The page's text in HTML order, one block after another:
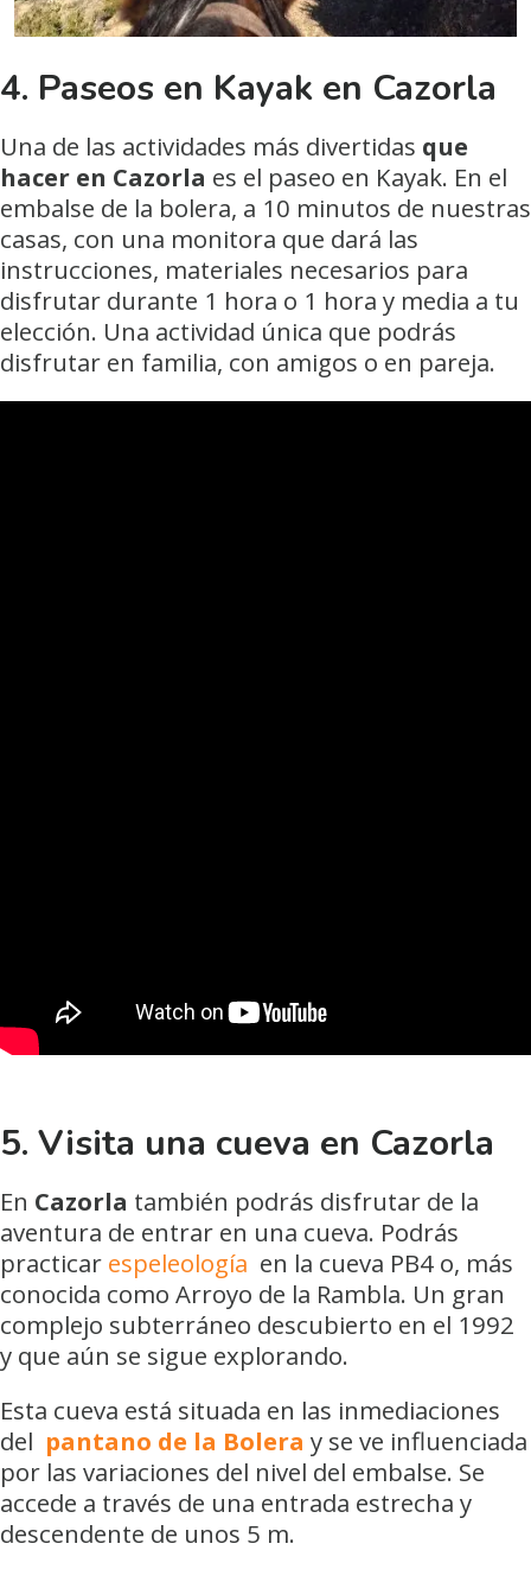
4. Paseos en Kayak en Cazorla
Una de las actividades más divertidas que
hacer en Cazorla es el paseo en Kayak. En el
embalse de la bolera, a 10 minutos de nuestras
casas, con una monitora que dará las
instrucciones, materiales necesarios para
disfrutar durante 1 hora o 1 hora y media a tu
elección. Una actividad única que podrás
disfrutar en familia, con amigos o en pareja.
5. Visita una cueva en Cazorla
En Cazorla también podrás disfrutar de la
aventura de entrar en una cueva. Podrás
practicar espeleología en la cueva PB4 o, más
conocida como Arroyo de la Rambla. Un gran
complejo subterráneo descubierto en el 1992
y que aún se sigue explorando.
Esta cueva está situada en las inmediaciones
del pantano de la Bolera y se ve influenciada
por las variaciones del nivel del embalse. Se
accede a través de una entrada estrecha y
descendente de unos 5 m.